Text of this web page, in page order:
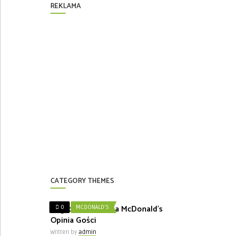
REKLAMA
CATEGORY THEMES
0 MCDONALD'S
Nagroda w Ankieta McDonald’s
Opinia Gości
Written by admin